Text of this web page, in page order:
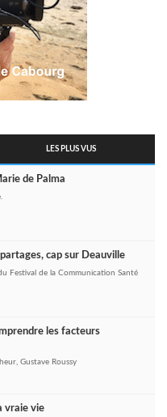
LES PLUS VUS
de Palma
cap sur Deauville
Festival de la Communication Santé
les facteurs
Gustave Roussy
vraie vie